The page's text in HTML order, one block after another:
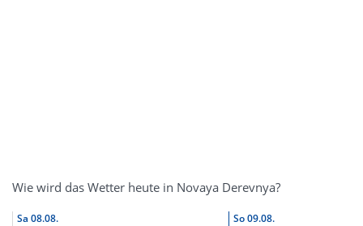
Wie wird das Wetter heute in Novaya Derevnya?
Sa 08.08. So09.08.